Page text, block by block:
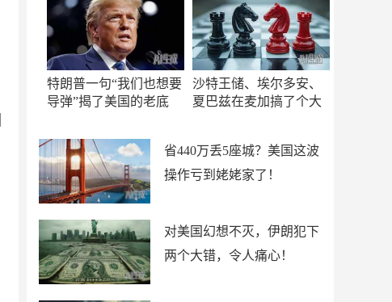
特朗普一句“我们也想要
导弹”揭了美国的老底
沙特王储、埃尔多安、
夏巴兹在麦加搞了个大
省440万丢5座城？美国这波
操作亏到姥姥家了！
对美国幻想不灭，伊朗犯下
两个大错，令人痛心！